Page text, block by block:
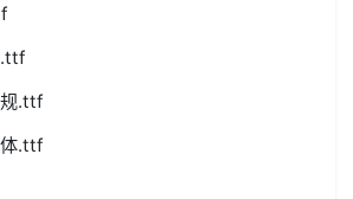
.ttf
规.ttf
体.ttf